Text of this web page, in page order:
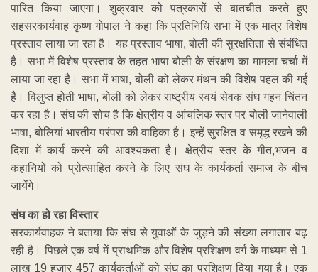
पारित किया जाएगा। शुक्रवार को पत्रकारों से बातचीत करते हुए
सहसरकार्यवाह कृष्ण गोपाल ने कहा कि प्रतिनिधि सभा में एक मात्र विशेष
प्रस्ताव लाया जा रहा है। यह प्रस्ताव भाषा, बोली की सुरक्षतिता से संबंधित
है। सभा में विशेष प्रस्ताव के तहत भाषा बोली के संरक्षण का मामला चर्चा में
लाया जा रहा है। सभा में भाषा, बोली को लेकर मंथन की विशेष पहल की गई
है। विलुप्त होती भाषा, बोली को लेकर राष्ट्रीय स्वयं सेवक संघ गहन चिंतन
कर रहा है। संघ की सोच है कि क्षेत्रीय व आंचलिक स्तर पर बोली जानेवाली
भाषा, बोलियां भारतीय परंपरा की वाहिका है। इन्हें सुरक्षित व समृद्ध रखने की
दिशा में कार्य करने की आवश्यकता है। क्षेत्रीय स्तर के गीत,भजन व
कहानियों को प्रोत्साहित करने के लिए संघ के कार्यकर्ता समाज के बीच
जायेंगे।
संघ का हो रहा विस्तार
सरकार्यवाहक ने बताया कि संघ से युवाओं के जुड़ने की संख्या लगातार बढ़
रही है। पिछले एक वर्ष में प्राथमिक और विशेष प्रशिक्षण वर्ग के माध्यम से 1
लाख 19 हजार 457 कार्यकर्ताओं को संघ का प्रशिक्षण दिया गया है। एक